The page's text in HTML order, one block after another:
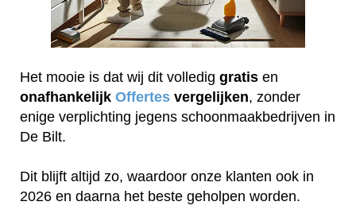
Het mooie is dat wij dit volledig gratis en
onafhankelijk Offertes vergelijken, zonder
enige verplichting jegens schoonmaakbedrijven in
De Bilt.
Dit blijft altijd zo, waardoor onze klanten ook in
2026 en daarna het beste geholpen worden.